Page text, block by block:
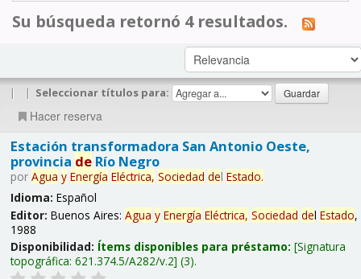
Su búsqueda retornó 4 resultados.
| | Seleccionar títulos para:
Hacer reserva
Estación transformadora San Antonio Oeste,
provincia deRío Negro
por Agua y Energía Eléctrica, Sociedad del Estado.
Idioma: Español
Editor: Buenos Aires: Agua y Energía Eléctrica, Sociedad del Estado,
1988
Disponibilidad: Ítems disponibles para préstamo: Signatura
topográfica: 621.374.5/A282/v.2 (3).